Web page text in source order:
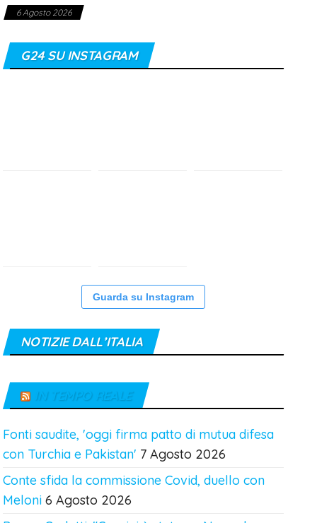
6 Agosto 2026
G24 SU INSTAGRAM
Guarda su Instagram
NOTIZIE DALL’ITALIA
IN TEMPO REALE
Fonti saudite, 'oggi firma patto di mutua difesa
con Turchia e Pakistan' 7 Agosto 2026
Conte sfida la commissione Covid, duello con
Meloni 6 Agosto 2026